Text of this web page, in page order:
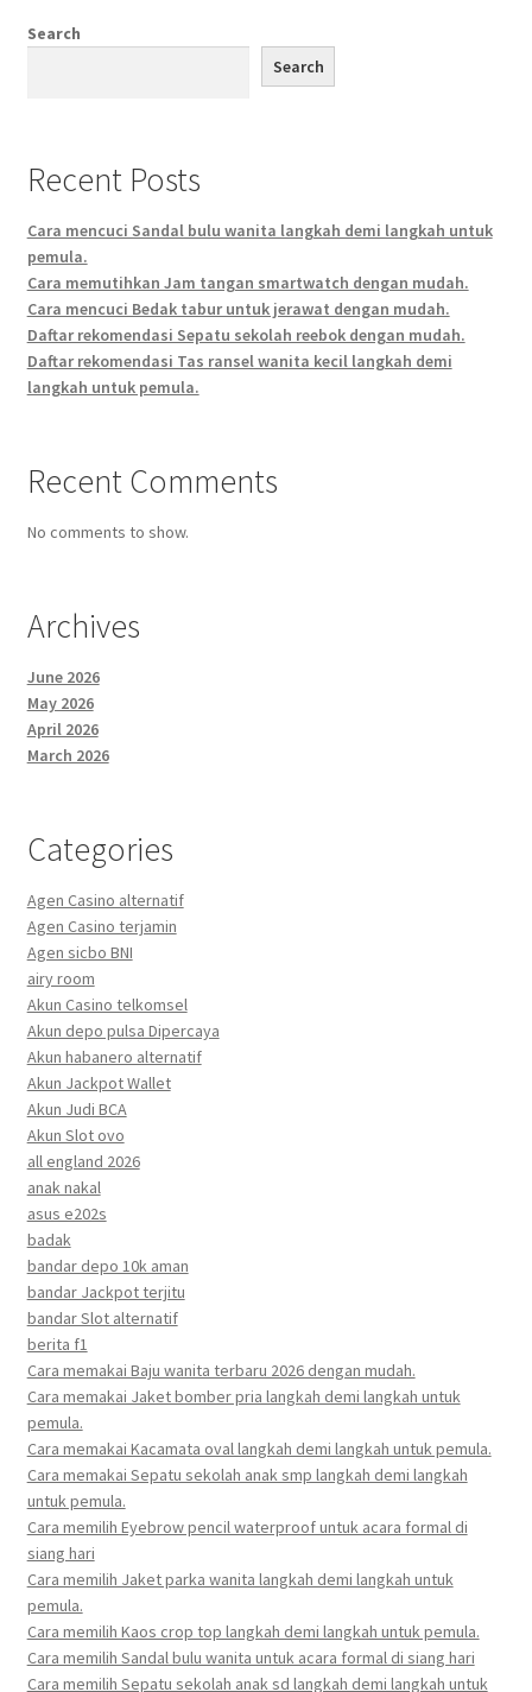
Search
Search
Recent Posts
Cara mencuci Sandal bulu wanita langkah demi langkah untuk
pemula.
Cara memutihkan Jam tangan smartwatch dengan mudah.
Cara mencuci Bedak tabur untuk jerawat dengan mudah.
Daftar rekomendasi Sepatu sekolah reebok dengan mudah.
Daftar rekomendasi Tas ransel wanita kecil langkah demi
langkah untuk pemula.
Recent Comments
No comments to show.
Archives
June 2026
May 2026
April 2026
March 2026
Categories
Agen Casino alternatif
Agen Casino terjamin
Agen sicbo BNI
airy room
Akun Casino telkomsel
Akun depo pulsa Dipercaya
Akun habanero alternatif
Akun Jackpot Wallet
Akun Judi BCA
Akun Slot ovo
all england 2026
anak nakal
asus e202s
badak
bandar depo 10k aman
bandar Jackpot terjitu
bandar Slot alternatif
berita f1
Cara memakai Baju wanita terbaru 2026 dengan mudah.
Cara memakai Jaket bomber pria langkah demi langkah untuk
pemula.
Cara memakai Kacamata oval langkah demi langkah untuk pemula.
Cara memakai Sepatu sekolah anak smp langkah demi langkah
untuk pemula.
Cara memilih Eyebrow pencil waterproof untuk acara formal di
siang hari
Cara memilih Jaket parka wanita langkah demi langkah untuk
pemula.
Cara memilih Kaos crop top langkah demi langkah untuk pemula.
Cara memilih Sandal bulu wanita untuk acara formal di siang hari
Cara memilih Sepatu sekolah anak sd langkah demi langkah untuk